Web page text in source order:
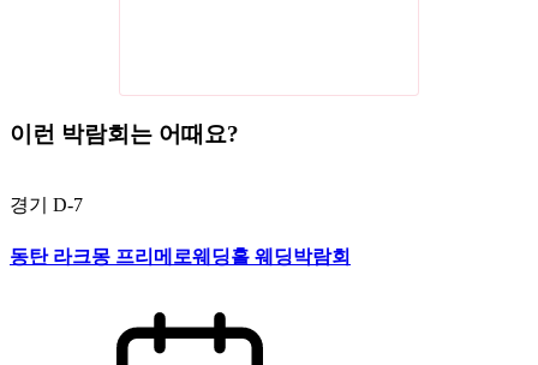
이런 박람회는 어때요?
경기 D-7
동탄 라크몽 프리메로웨딩홀 웨딩박람회